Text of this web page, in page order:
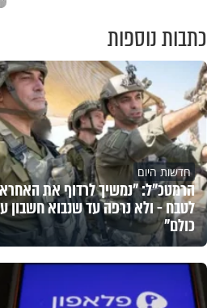
כתבות נוספות
חדשות היום
הרמטכ"ל: "נמשיך לרדוף את
לטבח - ולא נרפה עד שנבוא חשבון
כולם"